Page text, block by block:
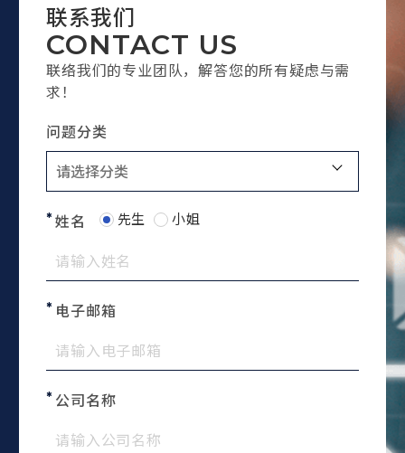
联系我们
CONTACT US
联络我们的专业团队，解答您的所有疑虑与需
求！
问题分类
姓名 先生 小姐
电子邮箱
公司名称